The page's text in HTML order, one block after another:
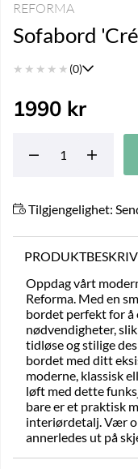
REFORMA
Sofabord
★ ★ ★ ★ ★ (0)
1990 kr
Tilgjengelighet:
Oppdag vårt
Reforma. Med en
bordet perfekt for å
nødvendigheter,
tidløse og stilige
bordet med ditt
moderne, klassisk
løft med dette
bare er et praktisk
interiørdetalj. Vær
annerledes ut på